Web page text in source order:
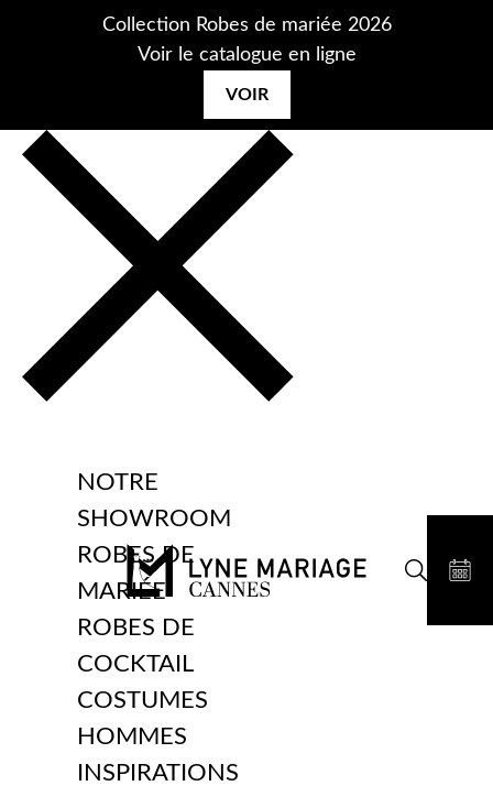
Collection Robes de mariée 2026
Voir le catalogue en ligne
VOIR
NOTRE
SHOWROOM
ROBES DE
MARIÉE
ROBES DE
COCKTAIL
COSTUMES
HOMMES
INSPIRATIONS